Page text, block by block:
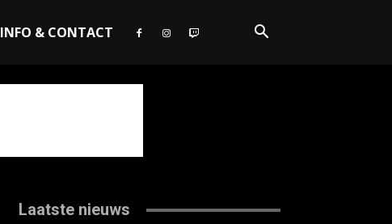
INFO & CONTACT
Laatste nieuws